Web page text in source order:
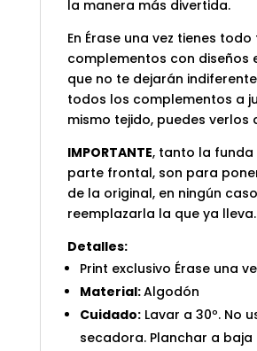
la manera más divertida.
En Érase una vez tienes
complementos con diseños
que no te dejarán
todos los complementos a
mismo tejido, puedes verlos
IMPORTANTE, tanto la funda
parte frontal, son para
de la original, en ningún
reemplazarla la que ya lleva.
Detalles:
Print exclusivo Érase una
Material:Algodón
Cuidado:Lavar a 30º. No
secadora. Planchar a baja